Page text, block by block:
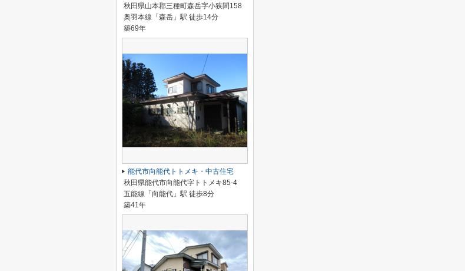
秋田県山本郡三種町森岳字小狭間158
奥羽本線「森岳」駅 徒歩14分
築69年
能代市向能代トトメキ・中古住宅
秋田県能代市向能代字トトメキ85-4
五能線「向能代」駅 徒歩8分
築41年